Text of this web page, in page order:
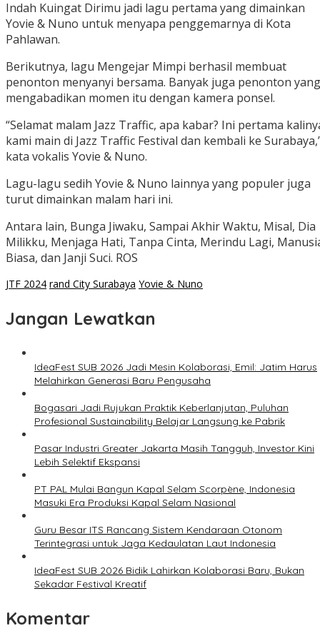
Indah Kuingat Dirimu jadi lagu pertama yang dimainkan
Yovie & Nuno untuk menyapa penggemarnya di Kota
Pahlawan.
Berikutnya, lagu Mengejar Mimpi berhasil membuat
penonton menyanyi bersama. Banyak juga penonton yang
mengabadikan momen itu dengan kamera ponsel.
“Selamat malam Jazz Traffic, apa kabar? Ini pertama
kami main di Jazz Traffic Festival dan kembali ke
kata vokalis Yovie & Nuno.
Lagu-lagu sedih Yovie & Nuno lainnya yang populer juga
turut dimainkan malam hari ini.
Antara lain, Bunga Jiwaku, Sampai Akhir Waktu, Misal, Dia
Milikku, Menjaga Hati, Tanpa Cinta, Merindu Lagi,
Biasa, dan Janji Suci. ROS
JTF 2024 rand City Surabaya Yovie & Nuno
Jangan Lewatkan
IdeaFest SUB 2026 Jadi Mesin Kolaborasi, Emil: Jatim Harus
Melahirkan Generasi Baru Pengusaha
Bogasari Jadi Rujukan Praktik Keberlanjutan, Puluhan
Profesional Sustainability Belajar Langsung ke Pabrik
Pasar Industri Greater Jakarta Masih Tangguh, Investor Kini
Lebih Selektif Ekspansi
PT PAL Mulai Bangun Kapal Selam Scorpène, Indonesia
Masuki Era Produksi Kapal Selam Nasional
Guru Besar ITS Rancang Sistem Kendaraan Otonom
Terintegrasi untuk Jaga Kedaulatan Laut Indonesia
IdeaFest SUB 2026 Bidik Lahirkan Kolaborasi Baru, Bukan
Sekadar Festival Kreatif
Komentar